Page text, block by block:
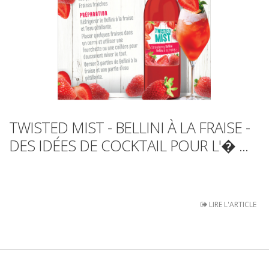
TWISTED MIST - BELLINI À LA FRAISE -
DES IDÉES DE COCKTAIL POUR L'� ...
LIRE L'ARTICLE